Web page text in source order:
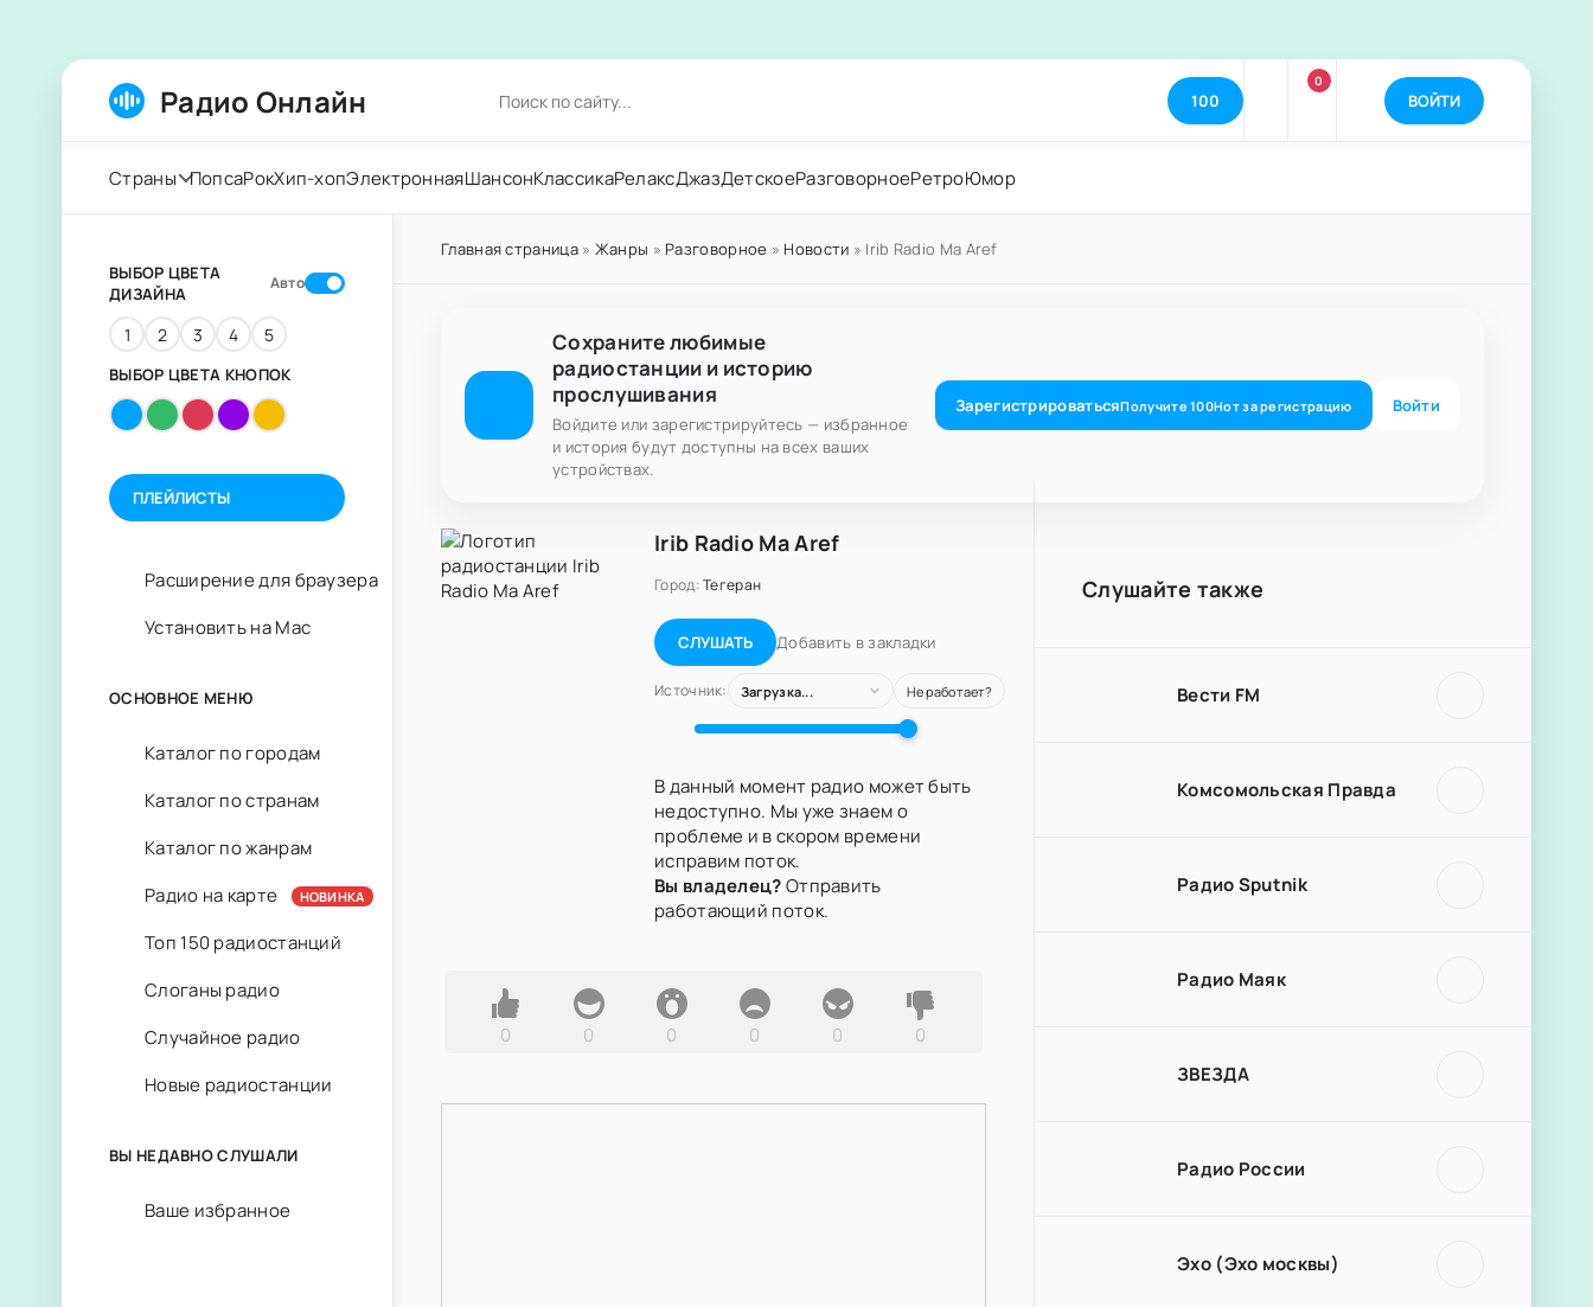
Радио Онлайн 100
0
ВОЙТИ
Страны ПопсаРокХип-хопЭлектроннаяШансонКлассикаРелаксДжазДетскоеРазговорноеРетроЮмор
Главная страница» Жанры » Разговорное » Новости » Irib Radio Ma Aref
Сохраните любимые
радиостанции и историю
прослушивания
Войдите или зарегистрируйтесь — избранное
и история будут доступны на всех ваших
устройствах.
ЗарегистрироватьсяПолучите100Нотза регистрацию Войти
Irib Radio Ma Aref
Город:Тегеран
СЛУШАТЬ Добавить в закладки
Источник: Загрузка... Не работает?
В данный момент радио может быть
недоступно. Мы уже знаем о
проблеме и в скором времени
исправим поток.
Вы владелец?Отправить
работающий поток.
0 0 0 0 0 0
Слушайте также
Вести FM
Комсомольская Правда
Радио Sputnik
Радио Маяк
ЗВЕЗДА
Радио России
Эхо (Эхо москвы)
ВЫБОР ЦВЕТА
ДИЗАЙНА
Авто
1 2 3 4 5
ВЫБОР ЦВЕТА КНОПОК
ПЛЕЙЛИСТЫ
Расширение для браузера
Установить на Mac
ОСНОВНОЕ МЕНЮ
Каталог по городам
Каталог по странам
Каталог по жанрам
Радио на карте
НОВИНКА
Топ 150 радиостанций
Слоганы радио
Случайное радио
Новые радиостанции
ВЫ НЕДАВНО СЛУШАЛИ
Ваше избранное